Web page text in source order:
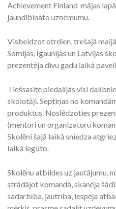
Achievement Finland mājas
jaundibināto uzņēmumu.
Visbeidzot otrdien, trešajā
Somijas, Igaunijas un Latvijas
prezentēja divu gadu laikā
Tiešsasitē piedalījās visi
skolotāji. Septiņas no
produktus. Noslēdzoties
(mentori un organizatoru
Skolēni šajā laikā sniedza
laikā iegūto.
Skolēnu atbildes uz jautājumu,
strādājot komandā, skanēja
sadarbība, jautrība, iespēja